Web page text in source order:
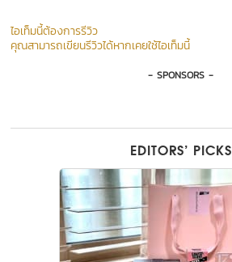
ไอเท็มนี้ต้องการรีวิว
คุณสามารถเขียนรีวิวได้หากเคยใช้ไอเท็มนี้
- SPONSORS -
EDITORS’ PICKS